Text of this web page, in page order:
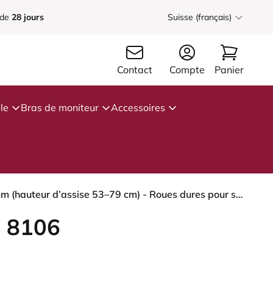
28 jours Suisse (français)
Contact Compte Panier
Bras de moniteur Accessoires
HÅG Capisco 8106 - Paloma Soft (Wollsdorf) - Cuir semi-aniline - PL05429 Cognac - Noir - 265 mm (hauteur d’assise 53–79 cm) - Roues dures pour sols souples
8106